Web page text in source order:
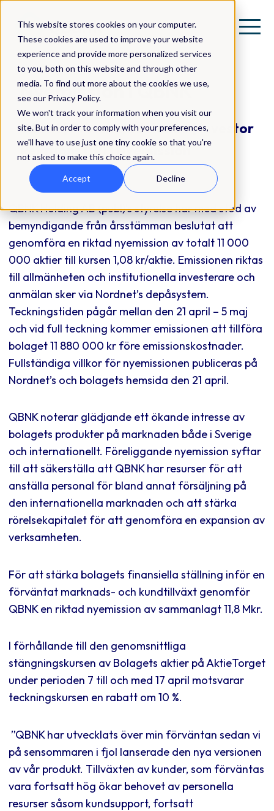
This website stores cookies on your computer.
These cookies are used to improve your website
experience and provide more personalized services
to you, both on this website and through other
media. To find out more about the cookies we use,
see our Privacy Policy.
We won't track your information when you visit our
site. But in order to comply with your preferences,
we'll have to use just one tiny cookie so that you're
not asked to make this choice again.
Accept Decline
Nyemission i QBNK
QBNK | Pressmeddelande | Investor
Relations (IR) | Nyemission
QBNK Holding AB (publ)’s styrelse har med stöd av
bemyndigande från årsstämman beslutat att
genomföra en riktad nyemission av totalt 11 000
000 aktier till kursen 1,08 kr/aktie. Emissionen riktas
till allmänheten och institutionella investerare och
anmälan sker via Nordnet’s depåsystem.
Teckningstiden pågår mellan den 21 april – 5 maj
och vid full teckning kommer emissionen att tillföra
bolaget 11 880 000 kr före emissionskostnader.
Fullständiga villkor för nyemissionen publiceras på
Nordnet’s och bolagets hemsida den 21 april.
QBNK noterar glädjande ett ökande intresse av
bolagets produkter på marknaden både i Sverige
och internationellt. Föreliggande nyemission syftar
till att säkerställa att QBNK har resurser för att
anställa personal för bland annat försäljning på
den internationella marknaden och att stärka
rörelsekapitalet för att genomföra en expansion av
verksamheten.
För att stärka bolagets finansiella ställning inför en
förväntat marknads- och kundtillväxt genomför
QBNK en riktad nyemission av sammanlagt 11,8 Mkr.
I förhållande till den genomsnittliga
stängningskursen av Bolagets aktier på AktieTorget
under perioden 7 till och med 17 april motsvarar
teckningskursen en rabatt om 10 %.
”QBNK har utvecklats över min förväntan sedan vi
på sensommaren i fjol lanserade den nya versionen
av vår produkt. Tillväxten av kunder, som förväntas
vara fortsatt hög ökar behovet av personella
resurser såsom kundsupport, fortsatt